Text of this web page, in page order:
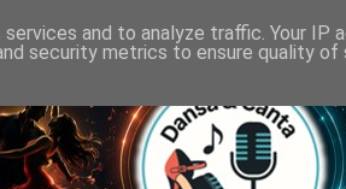
and to analyze traffic. Your IP
security metrics to ensure quality of